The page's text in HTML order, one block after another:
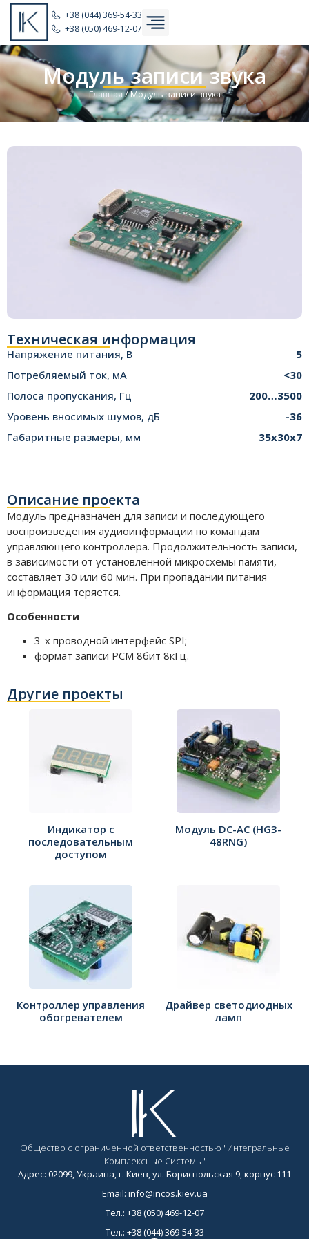
+38 (044) 369-54-33
+38 (050) 469-12-07
Модуль записи звука
Главная/Модуль записи звука
Техническая информация
Напряжение питания, В
5
Потребляемый ток, мА
<30
Полоса пропускания, Гц
200…3500
Уровень вносимых шумов, дБ
-36
Габаритные размеры, мм
35х30х7
Описание проекта
Модуль предназначен для записи и последующего
воспроизведения аудиоинформации по командам
управляющего контроллера. Продолжительность записи,
в зависимости от установленной микросхемы памяти,
составляет 30 или 60 мин. При пропадании питания
информация теряется.
Особенности
3-х проводной интерфейс SPI;
формат записи PCM 8бит 8кГц.
Другие проекты
Индикатор с
последовательным
доступом
Модуль DC-AC (HG3-
48RNG)
Контроллер управления
обогревателем
Драйвер светодиодных
ламп
Общество с ограниченной ответственностью "Интегральные
Комплексные Системы"
Адрес: 02099, Украина, г. Киев, ул. Бориспольская 9, корпус 111
Email: info@incos.kiev.ua
Тел.: +38 (050) 469-12-07
Тел.: +38 (044) 369-54-33